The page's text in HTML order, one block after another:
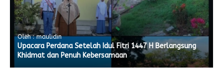
Oleh : maulidin
Upacara Perdana Setelah Idul Fitri 1447 H Berlangsung
Khidmat dan Penuh Kebersamaan